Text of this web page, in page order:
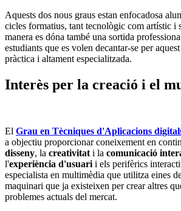
Aquests dos nous graus estan enfocadosa
cicles formatius, tant tecnològic com artístic i
manera es dóna també una sortida
estudiants que es volen decantar-se per
pràctica i altament especialitzada.
Interès per la creació i el
El Grau en Tècniques d'Aplicacions
a objectiu proporcionar coneixement en
disseny, la creativitat i la comunicació
l'experiència d'usuari i els perifèrics
especialista en multimèdia que utilitza eines
maquinari que ja existeixen per crear altres
problemes actuals del mercat.